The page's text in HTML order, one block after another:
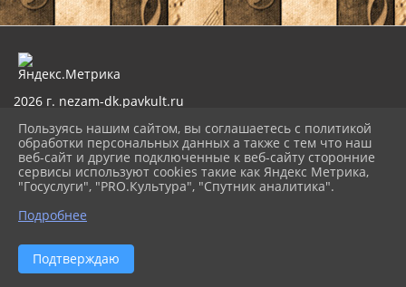
2026 г. nezam-dk.pavkult.ru
Карта сайта
Политика обработки персональных данных
Сделано на KubCMS
Разработка и поддержка
Пользуясь нашим сайтом, вы соглашаетесь с политикой
обработки персональных данных а также с тем что наш
веб-сайт и другие подключенные к веб-сайту сторонние
сервисы используют cookies такие как Яндекс Метрика,
"Госуслуги", "PRO.Культура", "Спутник аналитика".
Подробнее
Подтверждаю